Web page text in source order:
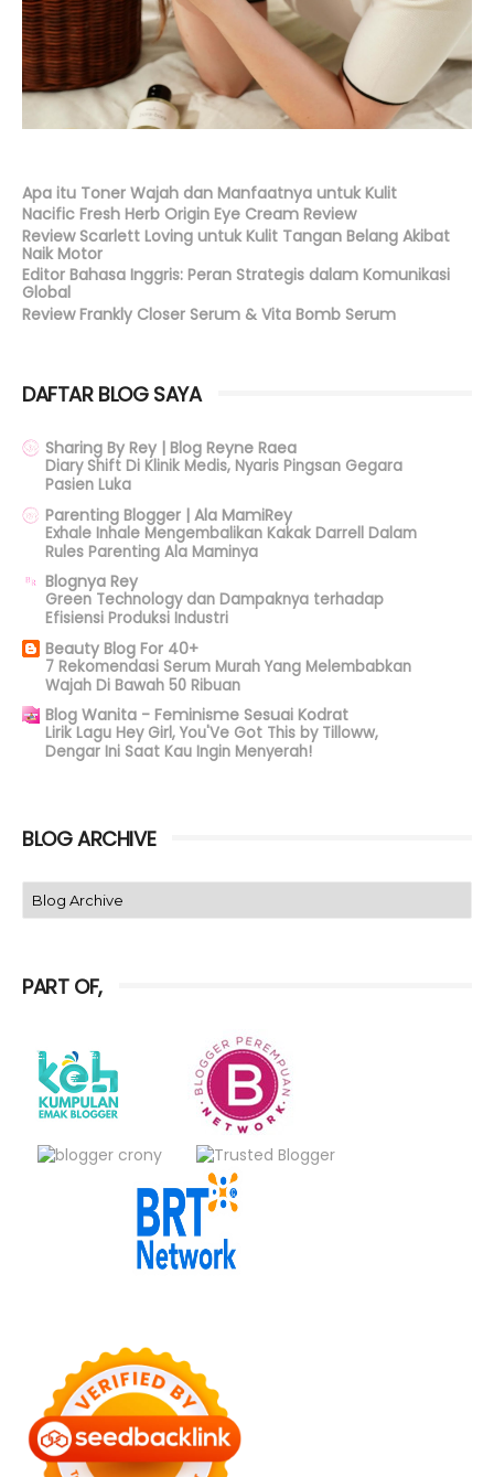
Apa itu Toner Wajah dan Manfaatnya untuk Kulit
Nacific Fresh Herb Origin Eye Cream Review
Review Scarlett Loving untuk Kulit Tangan Belang Akibat
Naik Motor
Editor Bahasa Inggris: Peran Strategis dalam Komunikasi
Global
Review Frankly Closer Serum & Vita Bomb Serum
DAFTAR BLOG SAYA
Sharing By Rey | Blog Reyne Raea
Diary Shift Di Klinik Medis, Nyaris Pingsan Gegara
Pasien Luka
Parenting Blogger | Ala MamiRey
Exhale Inhale Mengembalikan Kakak Darrell Dalam
Rules Parenting Ala Maminya
Blognya Rey
Green Technology dan Dampaknya terhadap
Efisiensi Produksi Industri
Beauty Blog For 40+
7 Rekomendasi Serum Murah Yang Melembabkan
Wajah Di Bawah 50 Ribuan
Blog Wanita - Feminisme Sesuai Kodrat
Lirik Lagu Hey Girl, You'Ve Got This by Tilloww,
Dengar Ini Saat Kau Ingin Menyerah!
BLOG ARCHIVE
PART OF,